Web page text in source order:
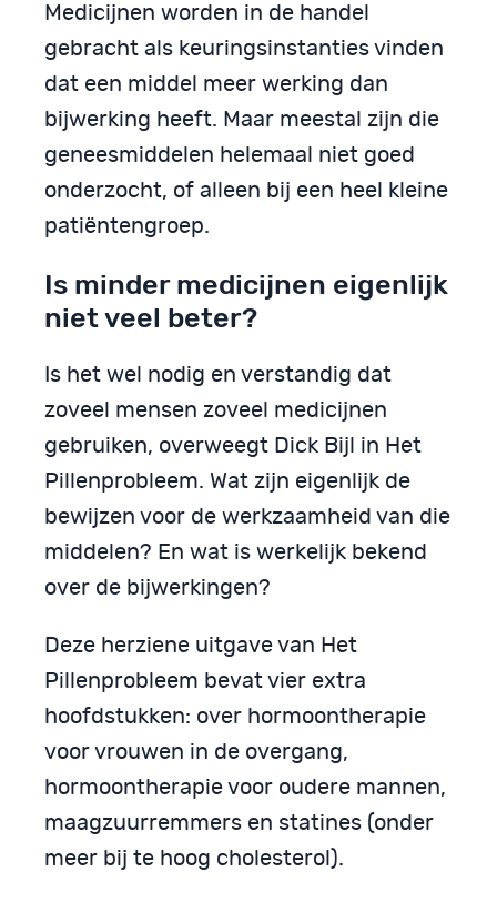
Medicijnen worden in de handel
gebracht als keuringsinstanties vinden
dat een middel meer werking dan
bijwerking heeft. Maar meestal zijn die
geneesmiddelen helemaal niet goed
onderzocht, of alleen bij een heel kleine
patiëntengroep.
Is minder medicijnen eigenlijk
niet veel beter?
Is het wel nodig en verstandig dat
zoveel mensen zoveel medicijnen
gebruiken, overweegt Dick Bijl in Het
Pillenprobleem. Wat zijn eigenlijk de
bewijzen voor de werkzaamheid van die
middelen? En wat is werkelijk bekend
over de bijwerkingen?
Deze herziene uitgave van Het
Pillenprobleem bevat vier extra
hoofdstukken: over hormoontherapie
voor vrouwen in de overgang,
hormoontherapie voor oudere mannen,
maagzuurremmers en statines (onder
meer bij te hoog cholesterol).